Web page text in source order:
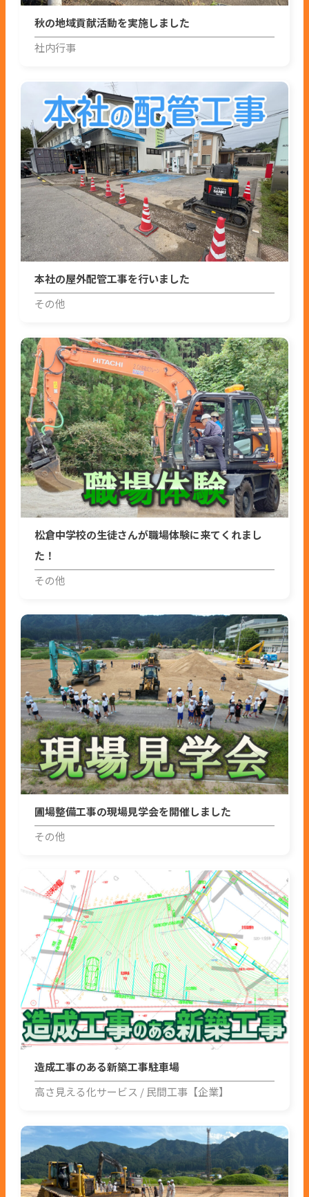
秋の地域貢献活動を実施しました
社内行事
本社の屋外配管工事を行いました
その他
松倉中学校の生徒さんが職場体験に来てくれまし
た！
その他
圃場整備工事の現場見学会を開催しました
その他
造成工事のある新築工事駐車場
高さ見える化サービス
民間工事【企業】